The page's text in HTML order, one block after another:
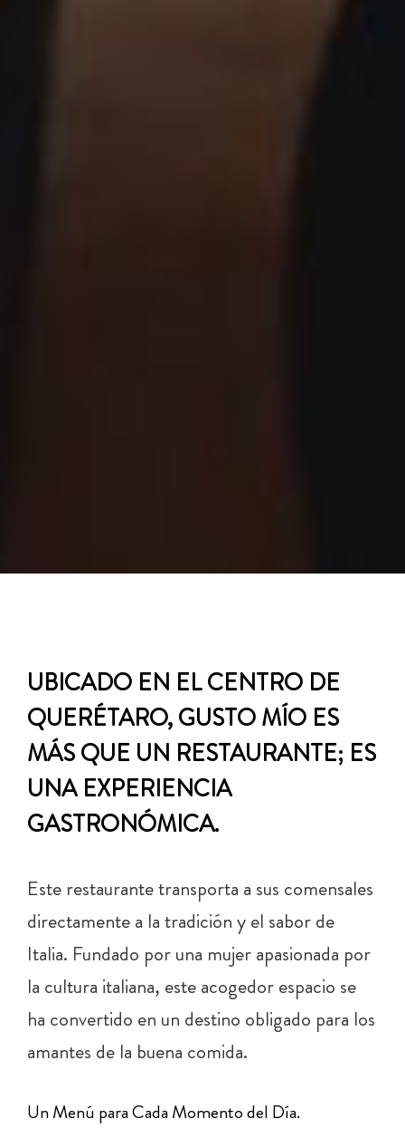
UBICADO EN EL CENTRO DE
QUERÉTARO, GUSTO MÍO ES
MÁS QUE UN RESTAURANTE; ES
UNA EXPERIENCIA
GASTRONÓMICA.
Este restaurante transporta a sus comensales
directamente a la tradición y el sabor de
Italia. Fundado por una mujer apasionada por
la cultura italiana, este acogedor espacio se
ha convertido en un destino obligado para los
amantes de la buena comida.
Un Menú para Cada Momento del Día.